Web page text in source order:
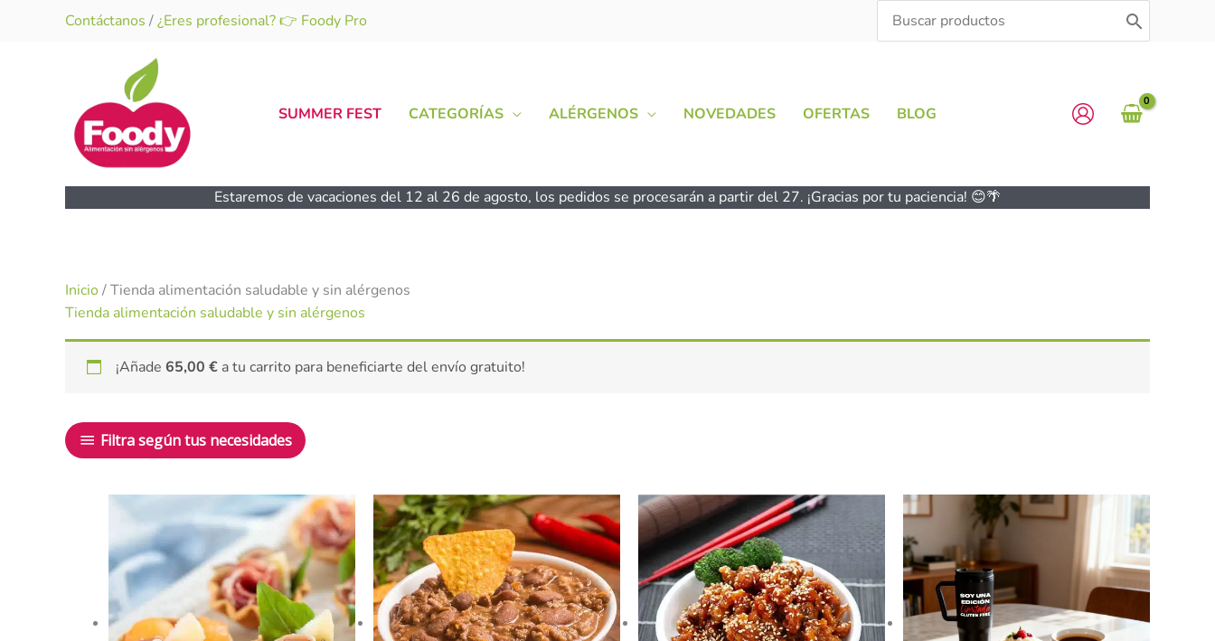
Contáctanos /¿Eres profesional? 👉 Foody Pro
Search
for:
SUMMER FEST CATEGORÍAS ALÉRGENOS NOVEDADES OFERTAS BLOG
Estaremos de vacaciones del 12 al 26 de agosto, los pedidos se procesarán a partir del 27. ¡Gracias por tu paciencia! 😊🌴
Inicio/ Tienda alimentación saludable y sin alérgenos
Tienda alimentación saludable y sin alérgenos
¡Añade 65,00 € a tu carrito para beneficiarte del envío gratuito!
Filtra según tus necesidades